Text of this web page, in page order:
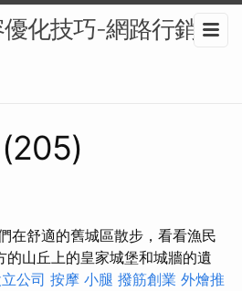
化技巧-網路行銷公
在舒適的舊城區散步，看看漁民
的山丘上的皇家城堡和城牆的遺
公司 按摩 小腿 撥筋創業 外燴推